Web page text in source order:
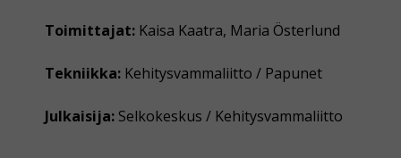
Toimittajat: Kaisa Kaatra, Maria Österlund
Tekniikka: Kehitysvammaliitto / Papunet
Julkaisija: Selkokeskus / Kehitysvammaliitto